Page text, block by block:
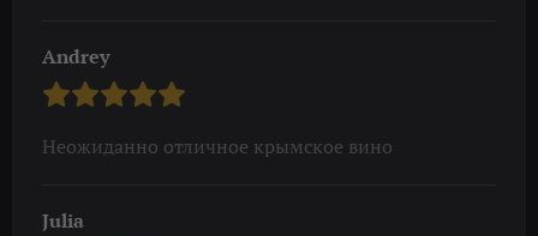
Andrey
Неожиданно отличное крымское вино
Julia